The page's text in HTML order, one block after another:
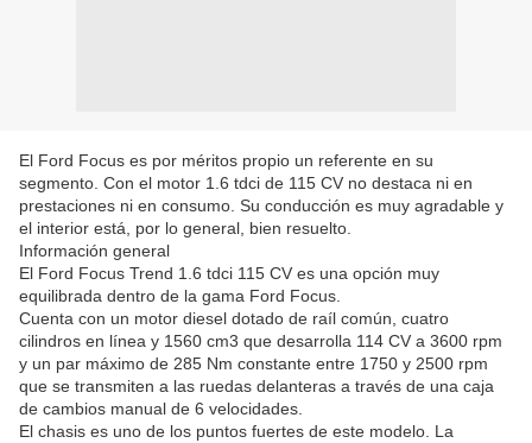
El Ford Focus es por méritos propio un referente en su
segmento. Con el motor 1.6 tdci de 115 CV no destaca ni en
prestaciones ni en consumo. Su conducción es muy agradable y
el interior está, por lo general, bien resuelto.
Información general
El Ford Focus Trend 1.6 tdci 115 CV es una opción muy
equilibrada dentro de la gama Ford Focus.
Cuenta con un motor diesel dotado de raíl común, cuatro
cilindros en línea y 1560 cm3 que desarrolla 114 CV a 3600 rpm
y un par máximo de 285 Nm constante entre 1750 y 2500 rpm
que se transmiten a las ruedas delanteras a través de una caja
de cambios manual de 6 velocidades.
El chasis es uno de los puntos fuertes de este modelo. La